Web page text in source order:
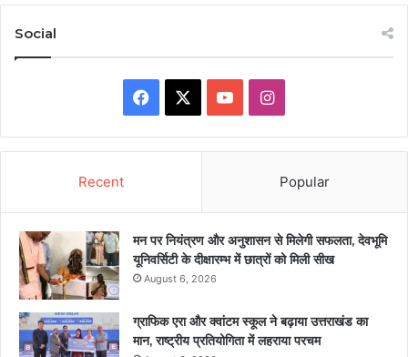
Social
Facebook YouTubeInstagram
Recent Popular
मन पर नियंत्रण और अनुशासन से मिलेगी सफलता, देवभूमि
यूनिवर्सिटी के दीक्षारम्भ में छात्रों को मिली सीख
August 6, 2026
ग्राफिक एरा और क्वांटम स्कूल ने बढ़ाया उत्तराखंड का
मान, राष्ट्रीय प्रतियोगिता में लहराया परचम